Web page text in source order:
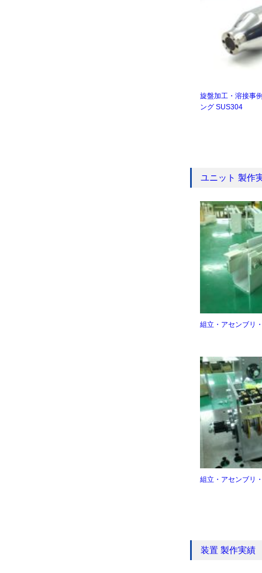
旋盤加工・溶接事
ング SUS304
ユニット 製作
組立・アセンブリ
組立・アセンブリ
装置 製作実績